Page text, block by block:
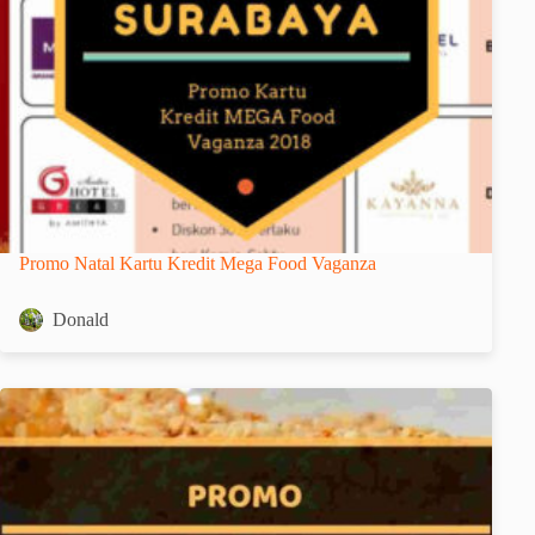
Promo Natal Kartu Kredit Mega Food Vaganza
Donald